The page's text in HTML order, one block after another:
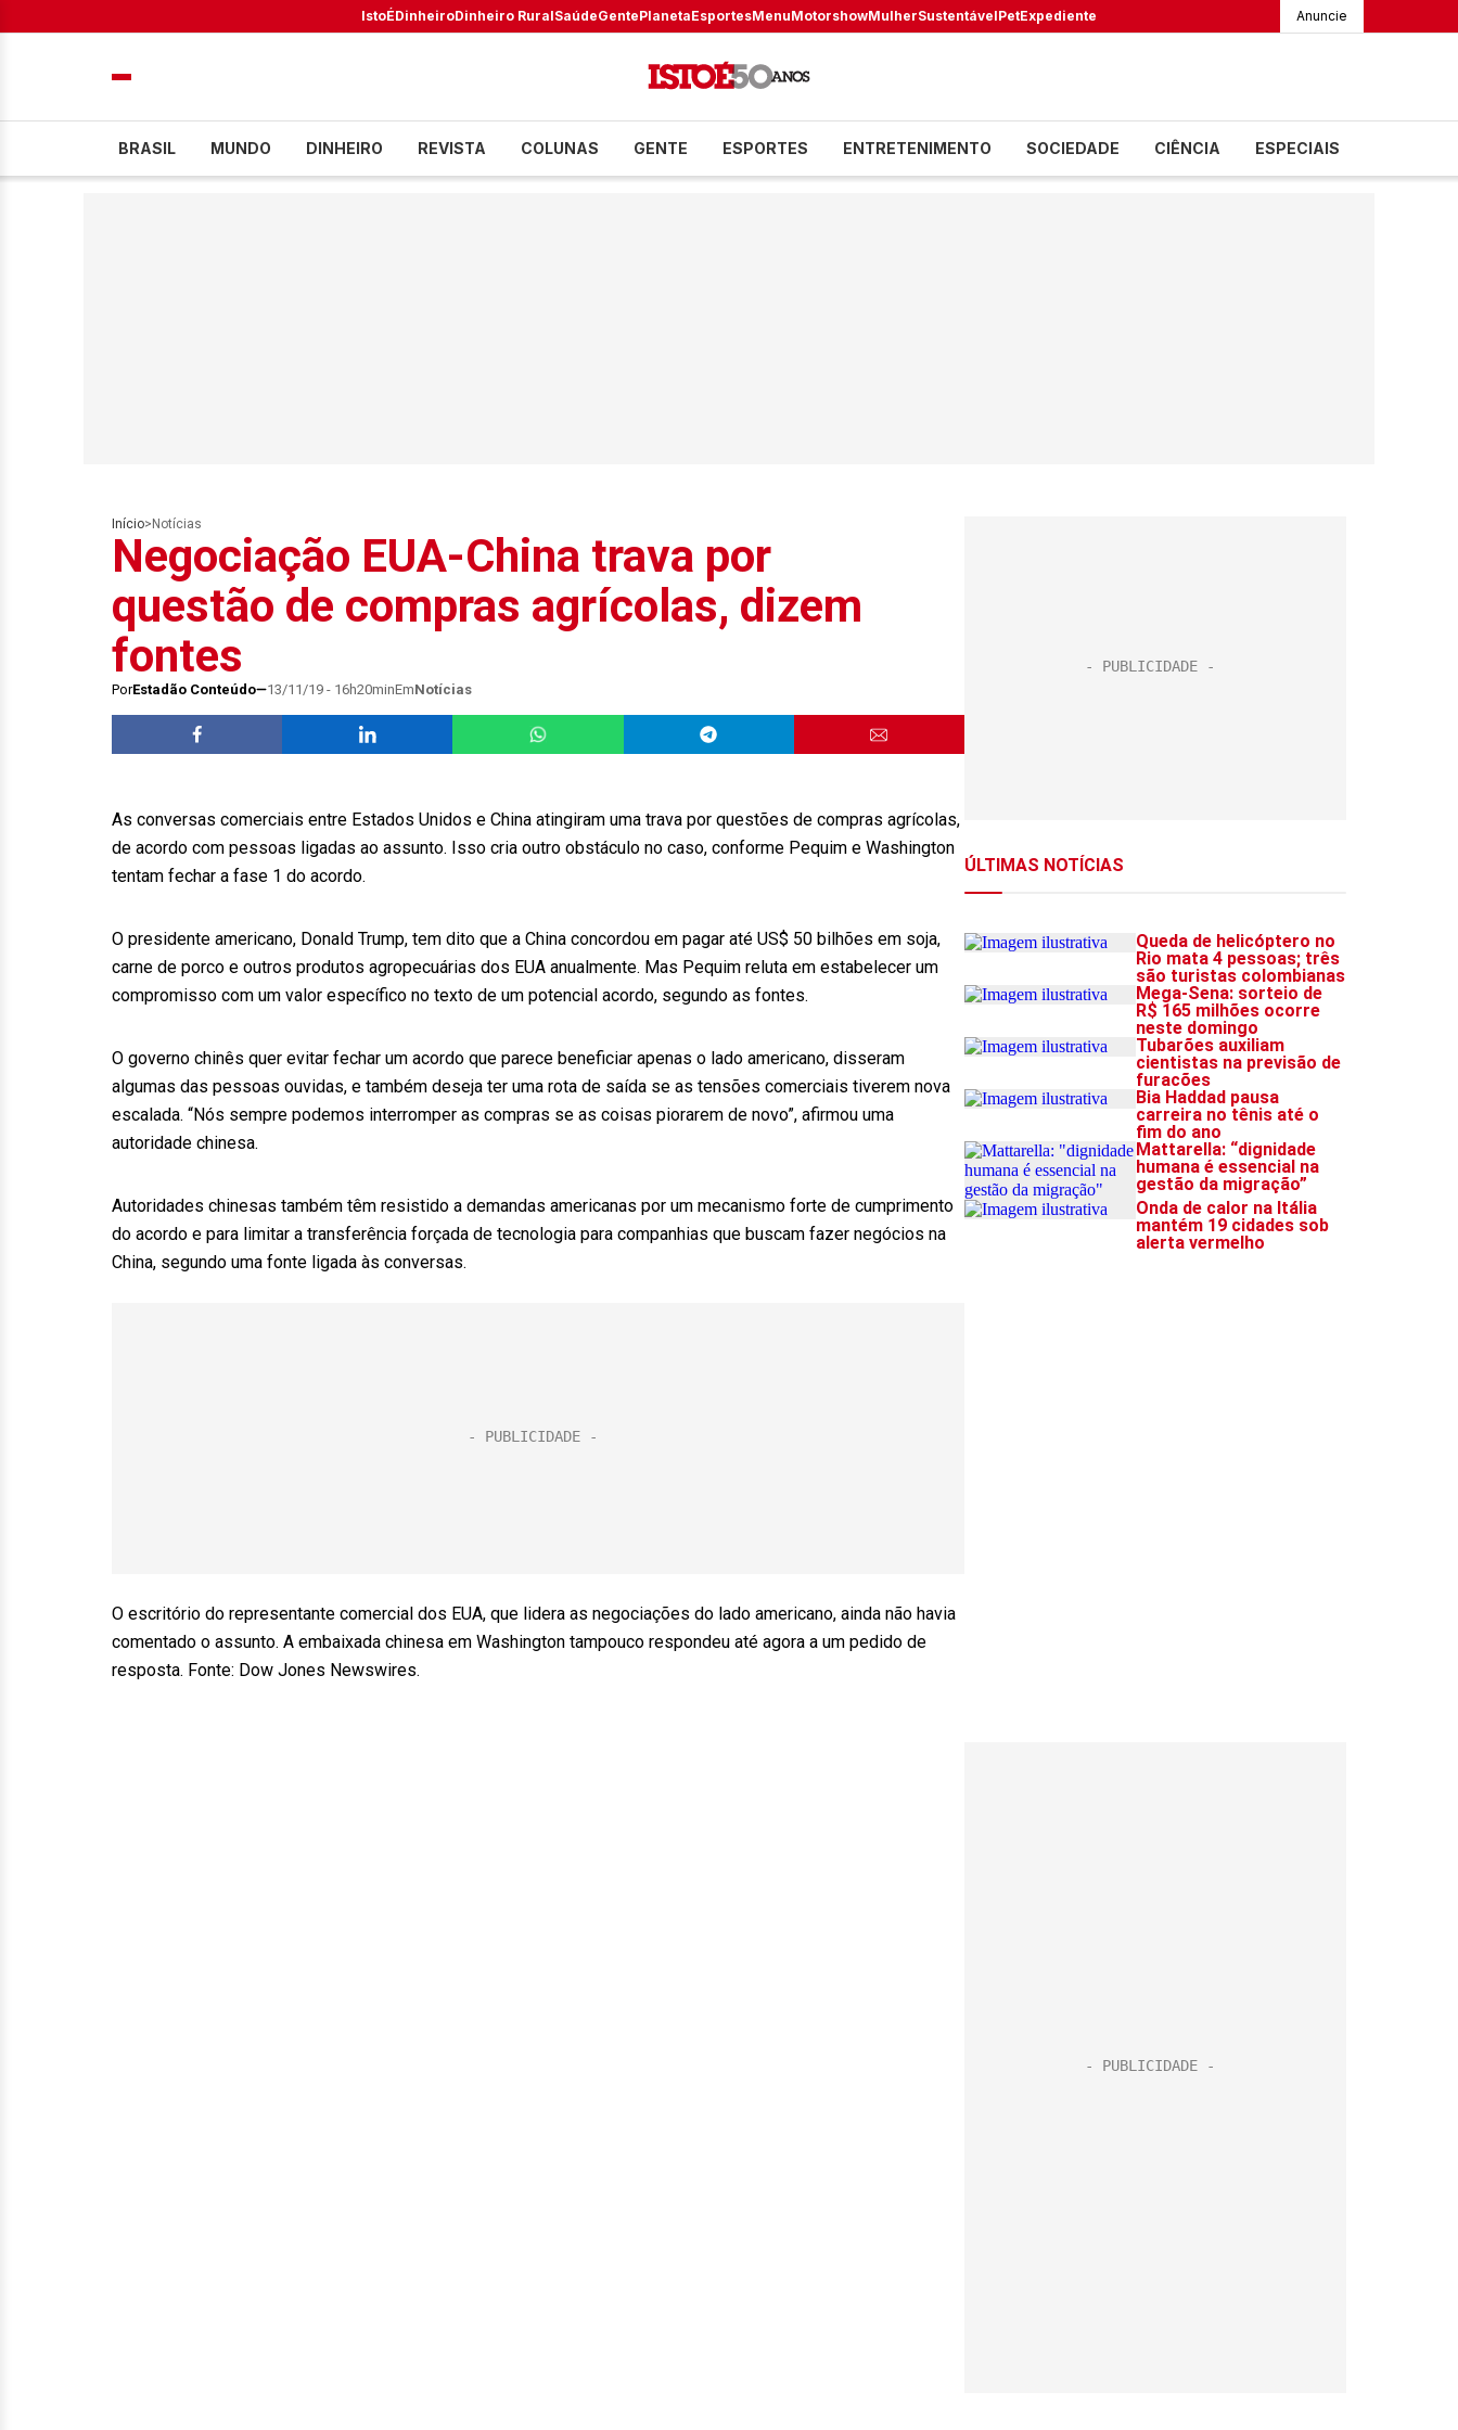
IstoÉDinheiroDinheiro RuralSaúdeGentePlanetaEsportesMenuMotorshowMulherSustentávelPetExpediente Anuncie
BRASIL MUNDO DINHEIRO REVISTA COLUNAS GENTE ESPORTES ENTRETENIMENTO SOCIEDADE CIÊNCIA ESPECIAIS
Início> Notícias
Negociação EUA-China trava por
questão de compras agrícolas, dizem
fontes
PorEstadão Conteúdo 13/11/19 - 16h20minEmNotícias
As conversas comerciais entre Estados Unidos e China atingiram uma trava por questões de compras agrícolas,
de acordo com pessoas ligadas ao assunto. Isso cria outro obstáculo no caso, conforme Pequim e Washington
tentam fechar a fase 1 do acordo.
O presidente americano, Donald Trump, tem dito que a China concordou em pagar até US$ 50 bilhões em soja,
carne de porco e outros produtos agropecuárias dos EUA anualmente. Mas Pequim reluta em estabelecer um
compromisso com um valor específico no texto de um potencial acordo, segundo as fontes.
O governo chinês quer evitar fechar um acordo que parece beneficiar apenas o lado americano, disseram
algumas das pessoas ouvidas, e também deseja ter uma rota de saída se as tensões comerciais tiverem nova
escalada. “Nós sempre podemos interromper as compras se as coisas piorarem de novo”, afirmou uma
autoridade chinesa.
Autoridades chinesas também têm resistido a demandas americanas por um mecanismo forte de cumprimento
do acordo e para limitar a transferência forçada de tecnologia para companhias que buscam fazer negócios na
China, segundo uma fonte ligada às conversas.
O escritório do representante comercial dos EUA, que lidera as negociações do lado americano, ainda não havia
comentado o assunto. A embaixada chinesa em Washington tampouco respondeu até agora a um pedido de
resposta. Fonte: Dow Jones Newswires.